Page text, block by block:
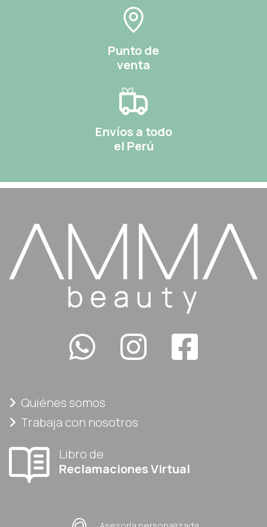
Punto de
venta
Envíos a todo
el Perú
Quiénes somos
Trabaja con nosotros
Libro de
Reclamaciones Virtual